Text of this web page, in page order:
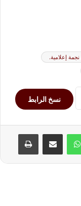
إعلامية.
نسخ الرابط
واتساب